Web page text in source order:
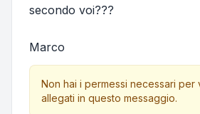
secondo voi???
Marco
Non hai i permessi necessari per
allegati in questo messaggio.